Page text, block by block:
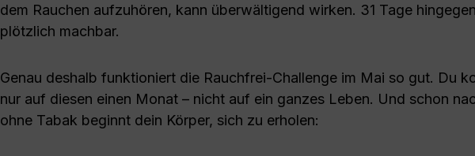
dem Rauchen aufzuhören, kann überwältigend wirken. 31 Tage
plötzlich machbar.
Genau deshalb funktioniert die Rauchfrei-Challenge im Mai so gut. Du
nur auf diesen einen Monat – nicht auf ein ganzes Leben. Und schon
ohne Tabak beginnt dein Körper, sich zu erholen: